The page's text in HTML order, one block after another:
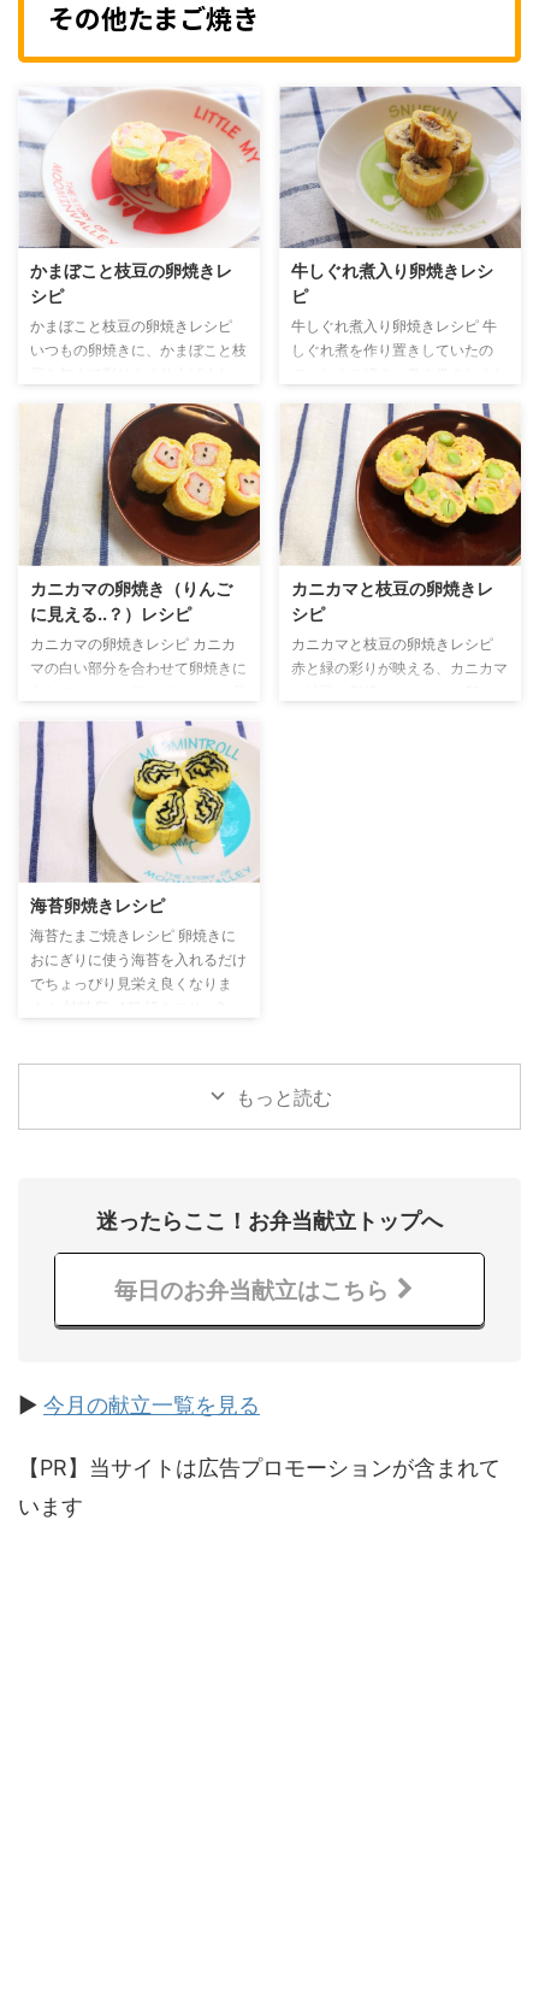
その他たまご焼き
かまぼこと枝豆の卵焼きレ
シピ
かまぼこと枝豆の卵焼きレシピ
いつもの卵焼きに、かまぼこと枝
ンプルさで、素材の旨みを引き立
てる優しい味わいに。お弁当に入
れるとパッと華やかになる、おす
すめの一品です。 材料 卵 … 1個
かまぼこ … 2cm程度 冷凍枝豆 …
10粒程度 【A】砂糖 … 小さじ1/2
【A】醤油 … 小さじ1/2 油 … 少々
つくり方 かまぼこと枝豆の卵焼
きが入った献立 おすすめレシピ
牛しぐれ煮入り卵焼きレシ
ピ
牛しぐれ煮入り卵焼きレシピ 牛
しぐれ煮を作り置きしていたの
ぷりおかずに変身！ 材料 （作り
置き）牛しぐれ煮...10g 卵...1個
【A】醤油…小さじ1/2 【A】砂
糖...小さじ1/2 サラダ油 つくり方
牛しぐれ煮入り卵焼きが入った献
立 使っている調理グッズ その他
豚肉献立 おすすめレシピ
カニカマの卵焼き（りんご
に見える..？）レシピ
カニカマの卵焼きレシピ カニカ
マの白い部分を合わせて卵焼きに
ではないですが、簡単にできるの
でぜひお試しください。 材料
卵…1個 カニカマ...3本 【A】麺つ
ゆ…小さじ1 【A】砂糖...小さじ
1/2 黒ゴマ...少々 サラダ油...少々
つくり方 カニカマ卵焼きが入っ
た献立 使っている調理グッズ お
すすめレシピ
カニカマと枝豆の卵焼きレ
シピ
カニカマと枝豆の卵焼きレシピ
赤と緑の彩りが映える、カニカマ
海苔卵焼きレシピ
海苔たまご焼きレシピ 卵焼きに
おにぎりに使う海苔を入れるだけ
でちょっぴり見栄え良くなりま
海苔卵焼きを入れた献立 使って
る調理器具 その他たまごレシピ
もっと読む
迷ったらここ！お弁当献立トップへ
毎日のお弁当献立はこちら
▶ 今月の献立一覧を見る
【PR】当サイトは広告プロモーションが含まれて
います